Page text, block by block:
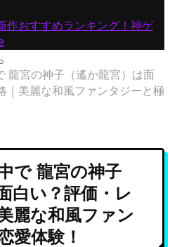
龍宮の神子（遙か龍宮）は面
｜美麗な和風ファンタジーと極
で 龍宮の神子
白い？評価・レ
麗な和風ファン
愛体験！